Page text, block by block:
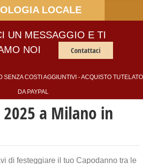
LOCALE
UN MESSAGGIO E TI
NOI
Contattaci
SENZA COSTI AGGIUNTIVI - ACQUISTO TUTELATO
DA PAYPAL
a Milano in
di festeggiare il tuo Capodanno tra le